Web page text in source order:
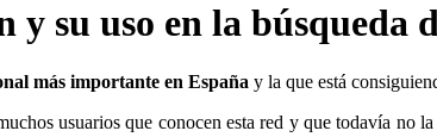
su uso en la búsqueda
más importante en España y la que está
usuarios que conocen esta red y que todavía no